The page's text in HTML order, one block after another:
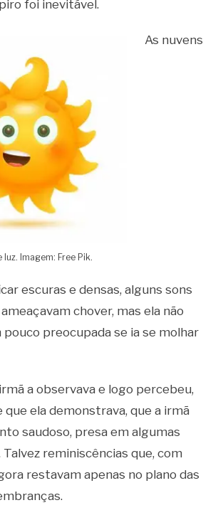
foi inevitável.
luz. Imagem: Free Pik.
As nuvens
escuras e densas, alguns sons
chover, mas ela não
preocupada se ia se molhar
a observava e logo percebeu,
ela demonstrava, que a irmã
saudoso, presa em algumas
reminiscências que, com
restavam apenas no plano das